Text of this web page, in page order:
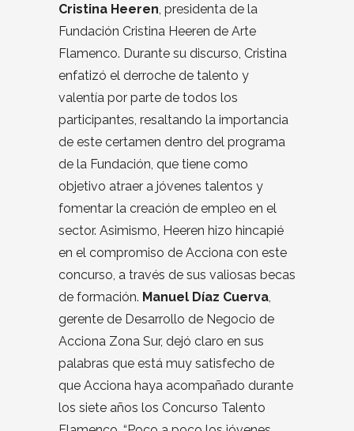
Cristina Heeren , presidenta de la
Fundación Cristina Heeren de Arte
Flamenco. Durante su discurso, Cristina
enfatizó el derroche de talento y
valentía por parte de todos los
participantes, resaltando la importancia
de este certamen dentro del programa
de la Fundación, que tiene como
objetivo atraer a jóvenes talentos y
fomentar la creación de empleo en el
sector. Asimismo, Heeren hizo hincapié
en el compromiso de Acciona con este
concurso, a través de sus valiosas becas
de formación. Manuel Díaz Cuerva
gerente de Desarrollo de Negocio de
Acciona Zona Sur, dejó claro en sus
palabras que está muy satisfecho de
que Acciona haya acompañado durante
los siete años los Concurso Talento